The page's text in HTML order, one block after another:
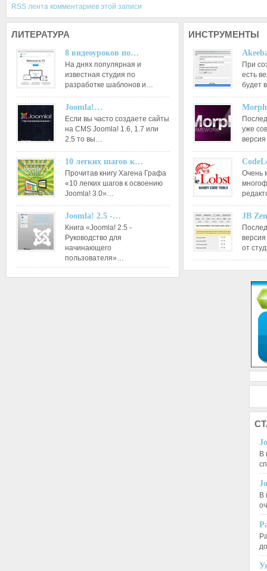
RSS лента комментариев этой записи
ЛИТЕРАТУРА
8 видеоуроков по…
На днях популярная и
известная студия по
разработке шаблонов и…
Joomla!…
Если вы часто создаете сайты
на CMS Joomla! 1.6, 1.7 или
2.5 то вы…
10 легких шагов к…
Прочитав книгу Хагена Графа
«10 легких шагов к освоению
Joomla! 3.0»…
Joomla! 2.5 -…
Книга «Joomla! 2.5 -
Руководство для
начинающего
пользователя»…
ИНСТРУМЕНТЫ
При
есть
будет
уже
Очень
JB
от
В
В